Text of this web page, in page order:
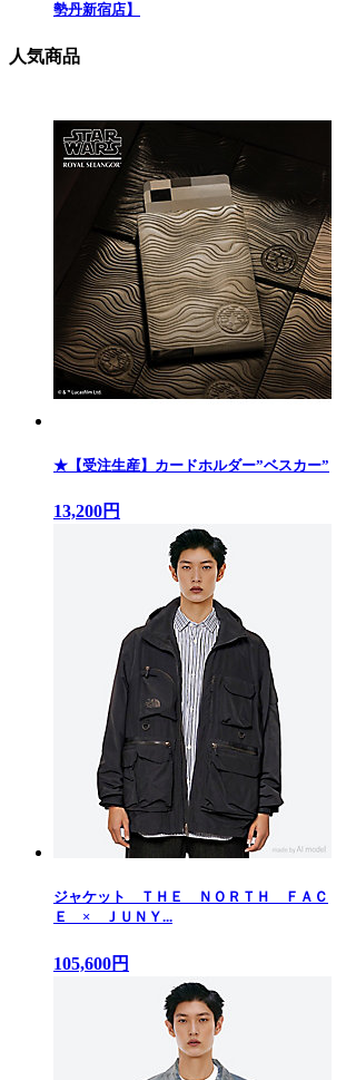
勢丹新宿店】
人気商品
★【受注生産】カードホルダー”ベスカー”
13,200円
ジャケット ＴＨＥ ＮＯＲＴＨ ＦＡＣ
Ｅ × ＪＵＮＹ...
105,600円